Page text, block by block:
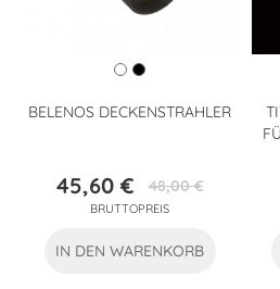
BELENOS DECKENSTRAHLER
Preis
45,60 €Verkaufspreis
48,00 €
BRUTTOPREIS
IN DEN WARENKORB